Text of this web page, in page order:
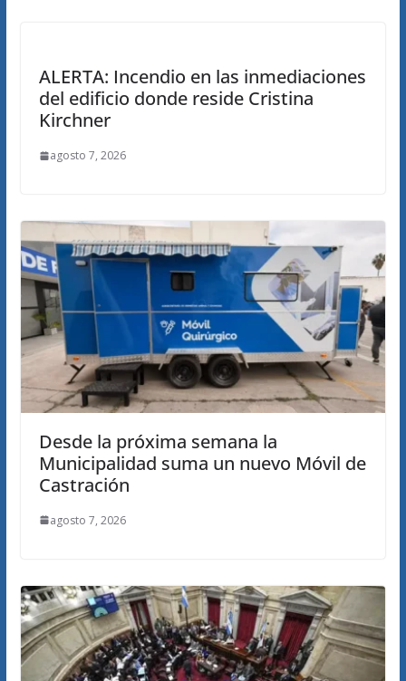
ALERTA: Incendio en las inmediaciones
del edificio donde reside Cristina
Kirchner
agosto 7, 2026
Desde la próxima semana la
Municipalidad suma un nuevo Móvil de
Castración
agosto 7, 2026